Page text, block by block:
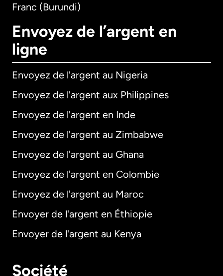
Franc (Burundi)
Envoyez de l’argent en
ligne
Envoyez de l'argent au Nigeria
Envoyez de l'argent aux Philippines
Envoyez de l'argent en Inde
Envoyez de l'argent au Zimbabwe
Envoyez de l'argent au Ghana
Envoyez de l'argent en Colombie
Envoyez de l'argent au Maroc
Envoyer de l'argent en Éthiopie
Envoyer de l'argent au Kenya
Société